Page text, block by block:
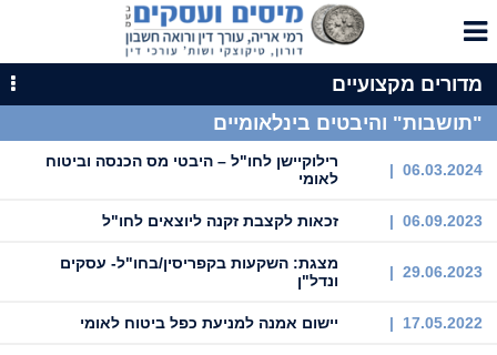
מדורים מקצועיים
"תושבות" והיבטים בינלאומיים
06.03.2024 |
רילוקיישן לחו"ל – היבטי מס הכנסה וביטוח
לאומי
06.09.2023 | זכאות לקצבת זקנה ליוצאים לחו"ל
29.06.2023 |
מצגת: השקעות בקפריסין/בחו"ל- עסקים
ונדל"ן
17.05.2022 | יישום אמנה למניעת כפל ביטוח לאומי